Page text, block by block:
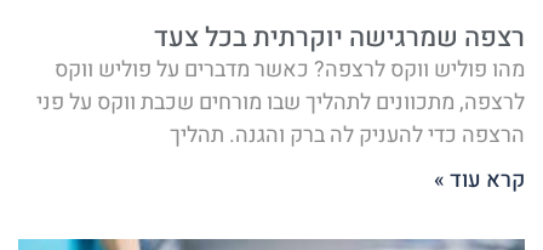
רצפה שמרגישה יוקרתית בכל צעד
מהו פוליש ווקס לרצפה? כאשר מדברים על פוליש ווקס
לרצפה, מתכוונים לתהליך שבו מורחים שכבת ווקס על פני
הרצפה כדי להעניק לה ברק והגנה. תהליך
קרא עוד »